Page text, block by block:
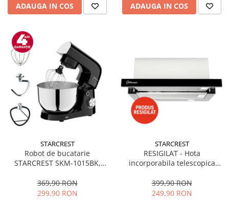
ADAUGA IN COS ADAUGA IN COS
STARCREST
Robot de bucatarie
STARCREST SKM-1015BK,
Accesorii, 10 Viteze + Pulse,
Negru
369,90 RON
299,90 RON
STARCREST
RESIGILAT - Hota
incorporabila telescopica
Putere de absorbtie 550 m3/h,
1 Motor, 2 Trepte putere, 60
399,90 RON
249,90 RON